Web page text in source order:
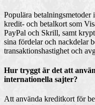
Populära
kredit- och betalkort som
PayPal och Skrill, samt
sina fördelar och nackdelar
transaktionshastighet och
Hur tryggt är det att
internationella sajter?
Att använda kreditkort för